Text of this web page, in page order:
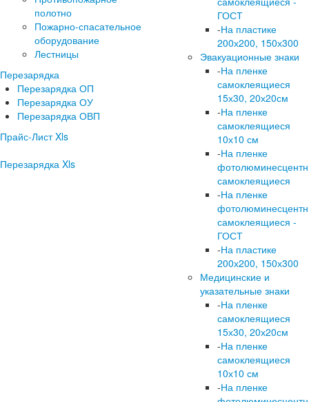
полотно
Пожарно-спасательное
оборудование
Лестницы
Перезарядка
Перезарядка ОП
Перезарядка ОУ
Перезарядка ОВП
Прайс-Лист Xls
Перезарядка Xls
ГОСТ
-На пластике
200х200, 150х300
Эвакуационные знаки
-На пленке
самоклеящиеся
15х30, 20х20см
-На пленке
самоклеящиеся
10х10 см
-На пленке
самоклеящиеся
-На пленке
самоклеящиеся -
ГОСТ
-На пластике
200х200, 150х300
Медицинские и
указательные знаки
-На пленке
самоклеящиеся
15х30, 20х20см
-На пленке
самоклеящиеся
10х10 см
-На пленке